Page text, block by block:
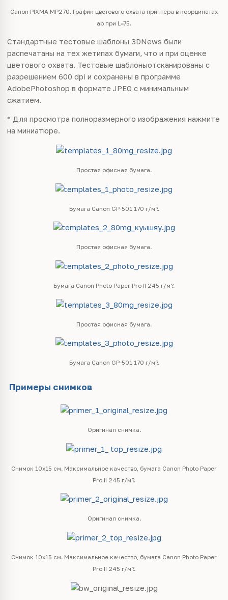
Canon PIXMA MP270. График цветового охвата принтера в координатах
ab при L=75.
Стандартные тестовые шаблоны 3DNews были
распечатаны на тех жетипах бумаги, что и при оценке
цветового охвата. Тестовые шаблоныотсканированы с
разрешением 600 dpi и сохранены в программе
AdobePhotoshop в формате JPEG с минимальным
сжатием.
* Для просмотра полноразмерного изображения нажмите
на миниатюре.
Простая офисная бумага.
Бумага Canon GP-501 170 г/м?.
Простая офисная бумага.
Бумага Canon Photo Paper Pro II 245 г/м?.
Простая офисная бумага.
Бумага Canon GP-501 170 г/м?.
Примеры снимков
Оригинал снимка.
Снимок 10х15 см. Максимальное качество, бумага Canon Photo Paper
Pro II 245 г/м?.
Оригинал снимка.
Снимок 10х15 см. Максимальное качество, бумага Canon Photo Paper
Pro II 245 г/м?.